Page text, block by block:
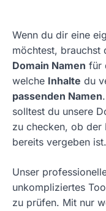
Wenn du dir eine
möchtest, brauchst
Domain Namen für
welche Inhalte du
passenden Namen
solltest du unsere
zu checken, ob
bereits vergeben ist.
Unser
unkompliziertes
zu prüfen. Mit nur